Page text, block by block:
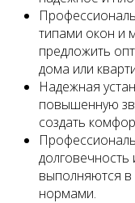
типами окон и
предложить
дома или
Надежная
повышенную
создать
долговечность
выполняются в
нормами.